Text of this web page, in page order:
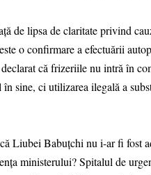
de lipsa de claritate privind
o confirmare a efectuării
că frizeriile nu intră în
sine, ci utilizarea ilegală a
Liubei Babuțchi nu i-ar fi fost
ministerului? Spitalul de